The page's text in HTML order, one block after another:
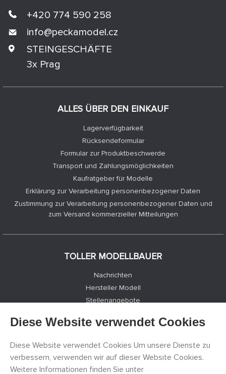
ALLES ÜBER DEN EINKAUF
Lagerverfügbarkeit
Rücksendeformular
Formular zur Produktbeschwerde
Transport und Zahlungsmöglichkeiten
Kaufratgeber für Modelle
Erklärung zur Verarbeitung personenbezogener Daten
Zustimmung zur Verarbeitung personenbezogener Daten und
zum Versand kommerzieller Mitteilungen
TOLLER MODELLBAUER
Nachrichten
Hersteller Modell
Stellenangebote
Registrierung
Cookies Einstellungen
+420 774 590 258
info@peckamodel.cz
STEINGESCHÄFTE
3x Prag
Diese Website verwendet Cookies
Diese Website verwendet Cookies Um unsere Dienste zu
verbessern, verwenden wir auf dieser Website Cookies.
Weitere Informationen finden Sie unter